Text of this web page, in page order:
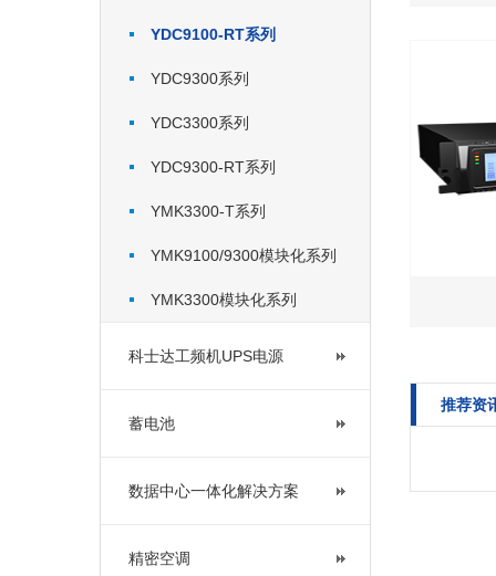
YDC9100-RT系列
YDC9300系列
YDC3300系列
YDC9300-RT系列
YMK3300-T系列
YMK9100/9300模块化系列
YMK3300模块化系列
科士达工频机UPS电源
蓄电池
数据中心一体化解决方案
精密空调
推荐资